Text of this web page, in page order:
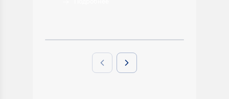
Previous slideNext slide